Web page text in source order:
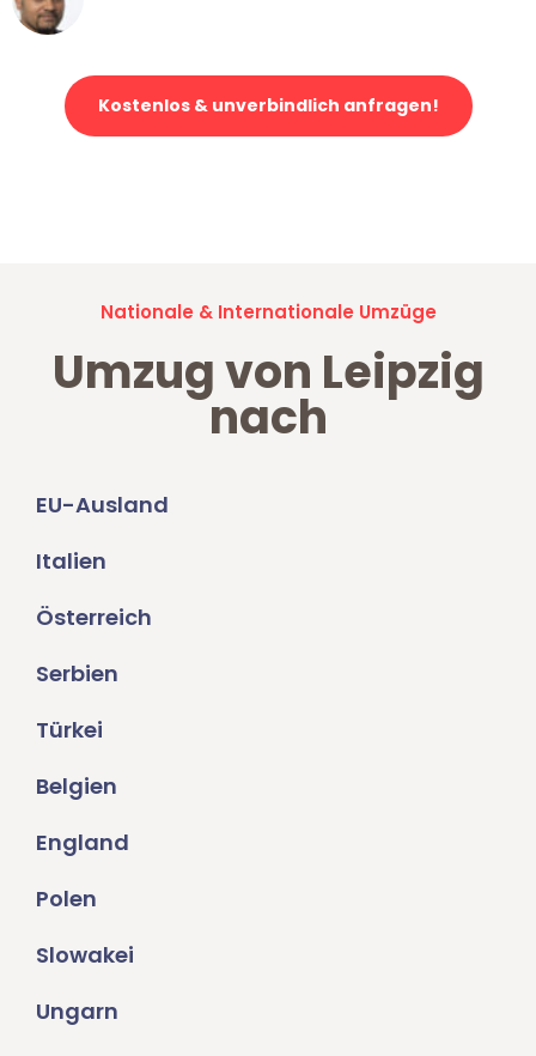
Kostenlos & unverbindlich anfragen!
Nationale & Internationale Umzüge
Umzug von Leipzig
nach
EU-Ausland
Italien
Österreich
Serbien
Türkei
Belgien
England
Polen
Slowakei
Ungarn